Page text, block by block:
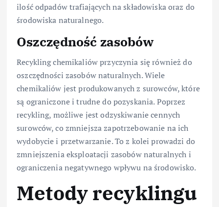
ilość odpadów trafiających na składowiska oraz do
środowiska naturalnego.
Oszczędność zasobów
Recykling chemikaliów przyczynia się również do
oszczędności zasobów naturalnych. Wiele
chemikaliów jest produkowanych z surowców, które
są ograniczone i trudne do pozyskania. Poprzez
recykling, możliwe jest odzyskiwanie cennych
surowców, co zmniejsza zapotrzebowanie na ich
wydobycie i przetwarzanie. To z kolei prowadzi do
zmniejszenia eksploatacji zasobów naturalnych i
ograniczenia negatywnego wpływu na środowisko.
Metody recyklingu